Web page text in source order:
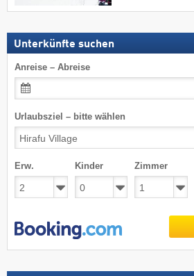
Unterkünfte suchen
Anreise – Abreise
Urlaubsziel – bitte wählen
Erw. Kinder Zimmer